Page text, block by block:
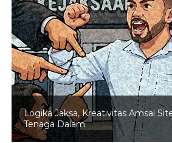
RELATED TOPICS: DKI JAKARTA
UP NEXT
Viral KRI Ditabrak Kapal
Layangkan Protes
DON'T MISS
Ini Besaran Santunan untuk
Tertimpa Musibah
Logika Jaksa, Kreativitas Amsal
Tenaga Dalam